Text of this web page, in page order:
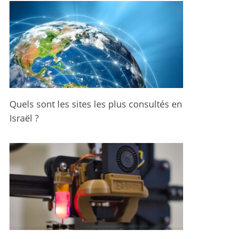
Quels sont les sites les plus consultés en
Israël ?